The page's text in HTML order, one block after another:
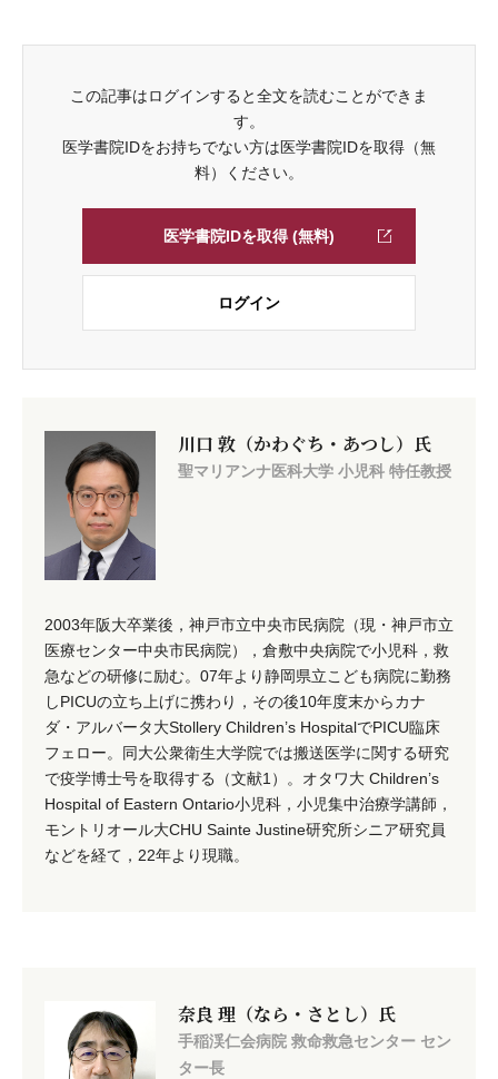
この記事はログインすると全文を読むことができま
す。
医学書院IDをお持ちでない方は医学書院IDを取得（無
料）ください。
医学書院IDを取得 (無料)
ログイン
川口 敦（かわぐち・あつし）氏
聖マリアンナ医科大学 小児科 特任教授
2003年阪大卒業後，神戸市立中央市民病院（現・神戸市立
医療センター中央市民病院），倉敷中央病院で小児科，救
急などの研修に励む。07年より静岡県立こども病院に勤務
しPICUの立ち上げに携わり，その後10年度末からカナ
ダ・アルバータ大Stollery Children’s HospitalでPICU臨床
フェロー。同大公衆衛生大学院では搬送医学に関する研究
で疫学博士号を取得する（文献1）。オタワ大 Children’s
Hospital of Eastern Ontario小児科，小児集中治療学講師，
モントリオール大CHU Sainte Justine研究所シニア研究員
などを経て，22年より現職。
奈良 理（なら・さとし）氏
手稲渓仁会病院 救命救急センター セン
ター長